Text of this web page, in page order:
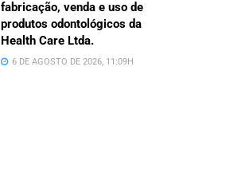
fabricação, venda e uso de
produtos odontológicos da
Health Care Ltda.
6 DE AGOSTO DE 2026, 11:09H